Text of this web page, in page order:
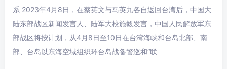
系 2023年4月8日，在蔡英文与马英九各自返回台湾后，中国大
陆东部战区新闻发言人、陆军大校施毅发言，中国人民解放军东
部战区将按计划，从4月8日至10日在台湾海峡和台岛北部、南
部、台岛以东海空域组织环台岛战备警巡和“联